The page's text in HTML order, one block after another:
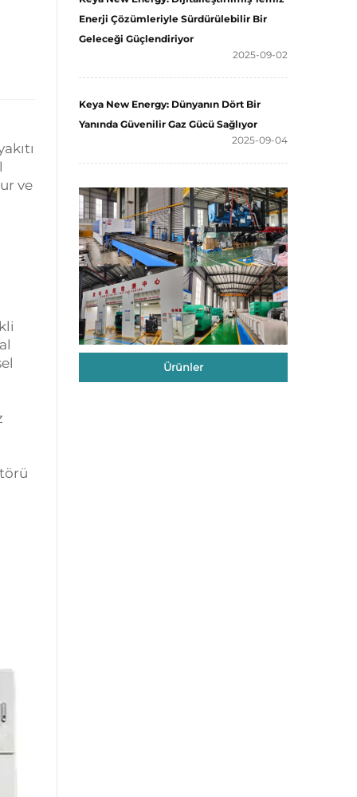
ve
Enerji Çözümleriyle Sürdürülebilir Bir
Geleceği Güçlendiriyor
2025-09-02
Keya New Energy: Dünyanın Dört Bir
Yanında Güvenilir Gaz Gücü Sağlıyor
2025-09-04
Ürünler